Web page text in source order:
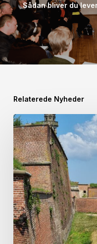
Sådan bliver du
Relaterede Nyheder
God
Sommer
fra
Helsingør
ERHVERV